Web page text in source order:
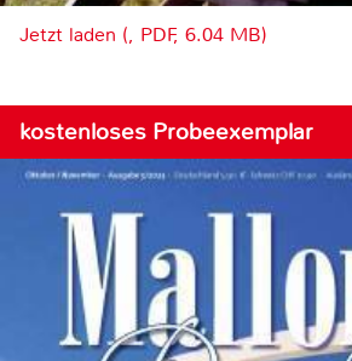
Jetzt laden (, PDF, 6.04 MB)
kostenloses Probeexemplar